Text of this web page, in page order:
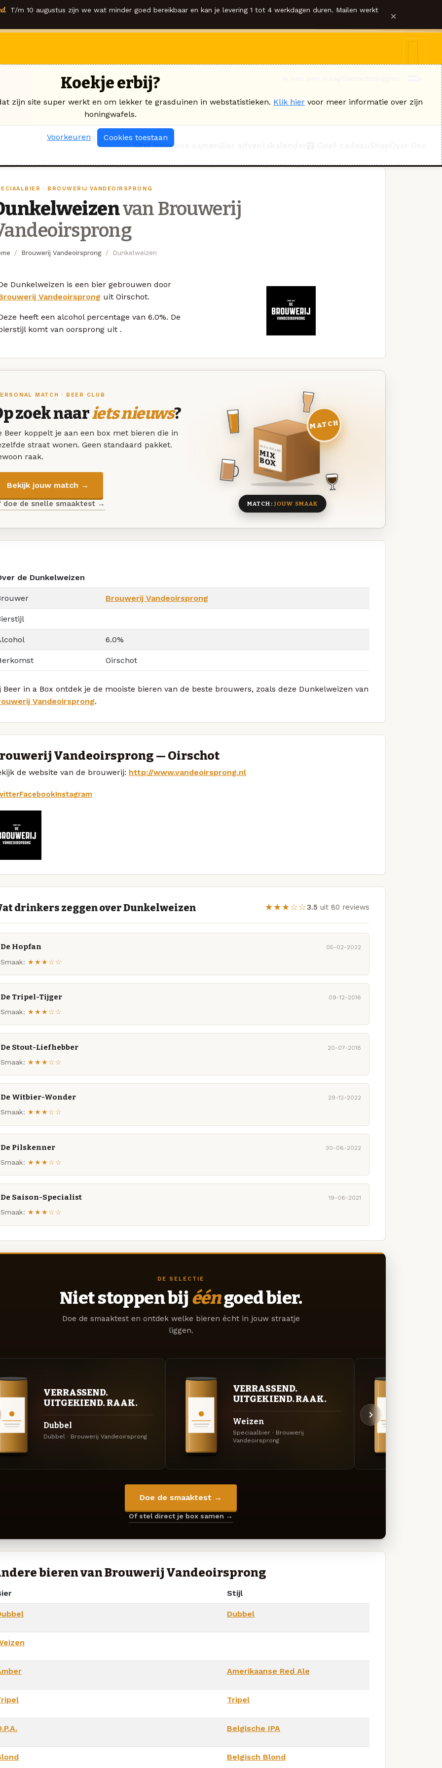
T/m 10 augustus zijn we wat minder goed bereikbaar en kan je levering 1 tot 4 werkdagen duren. Mailen werkt ×
Stel jouw box samen
· BROUWERIJ VANDEOIRSPRONG
van Brouwerij
Brouwerij Vandeoirsprong Dunkelweizen
Dunkelweizen is een bier gebrouwen door
Vandeoirsprong uit Oirschot.
heeft een alcohol percentage van 6.0%. De
komt van oorsprong uit .
MATCH · BEER CLUB
zoek naariets nieuws?
Beer koppelt je aan een box met bieren die in
straat wonen. Geen standaard pakket.
raak.
Bekijk jouw match →
doe de snelle smaaktest →
DEZE MAAND
MIX
BOX
8 BIEREN
MATCH
MATCH: JOUW SMAAK
de Dunkelweizen
Brouwerij Vandeoirsprong
6.0%
Oirschot
Beer in a Box ontdek je de mooiste bieren van de beste brouwers, zoals deze Dunkelweizen van
Vandeoirsprong.
Vandeoirsprong — Oirschot
de website van de brouwerij: http://www.vandeoirsprong.nl
FacebookInstagram
drinkers zeggen over Dunkelweizen ★★★☆☆3.5 uit 80 reviews
De Hopfan 05-02-2022
Smaak: ★★★☆☆
De Tripel-Tijger 09-12-2016
Smaak: ★★★☆☆
De Stout-Liefhebber 20-07-2018
Smaak: ★★★☆☆
De Witbier-Wonder 29-12-2022
Smaak: ★★★☆☆
De Pilskenner 30-06-2022
Smaak: ★★★☆☆
De Saison-Specialist 19-06-2021
Smaak: ★★★☆☆
DE SELECTIE
Niet stoppen bij ééngoed bier.
Doe de smaaktest en ontdek welke bieren écht in jouw straatje
liggen.
VERRASSEND.
UITGEKIEND. RAAK.
Dubbel
Dubbel · Brouwerij Vandeoirsprong
VERRASSEND.
UITGEKIEND. RAAK.
Weizen
Speciaalbier · Brouwerij
Vandeoirsprong
Doe de smaaktest →
Of stel direct je box samen →
bieren van Brouwerij Vandeoirsprong
Stijl
Dubbel
Amerikaanse Red Ale
Tripel
Belgische IPA
Belgisch Blond
Koekje erbij?
zijn site super werkt en om lekker te grasduinen in webstatistieken. Klik hier voor meer informatie over zijn
honingwafels.
Voorkeuren Cookies toestaan